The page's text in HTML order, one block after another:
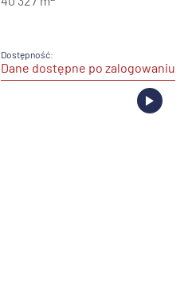
Dostępność:
Dane dostępne po zalogowaniu